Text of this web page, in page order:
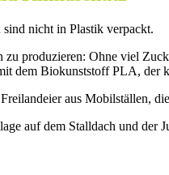
sind nicht in Plastik verpackt.
zu produzieren: Ohne viel
dem Biokunststoff PLA, der
aus Mobilställen,
auf dem Stalldach und